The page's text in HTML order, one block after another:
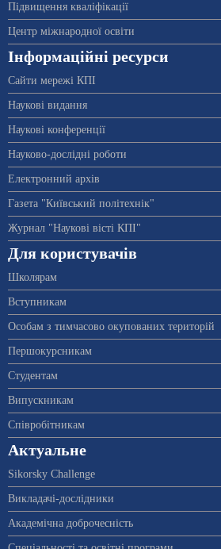
Підвищення кваліфікації
Центр міжнародної освіти
Інформаційні ресурси
Сайти мережі КПІ
Наукові видання
Наукові конференції
Науково-дослідні роботи
Електронний архів
Газета "Київський політехнік"
Журнал "Наукові вісті КПІ"
Для користувачів
Школярам
Вступникам
Особам з тимчасово окупованих територій
Першокурсникам
Студентам
Випускникам
Співробітникам
Актуальне
Sikorsky Challenge
Викладачі-дослідники
Академічна доброчесність